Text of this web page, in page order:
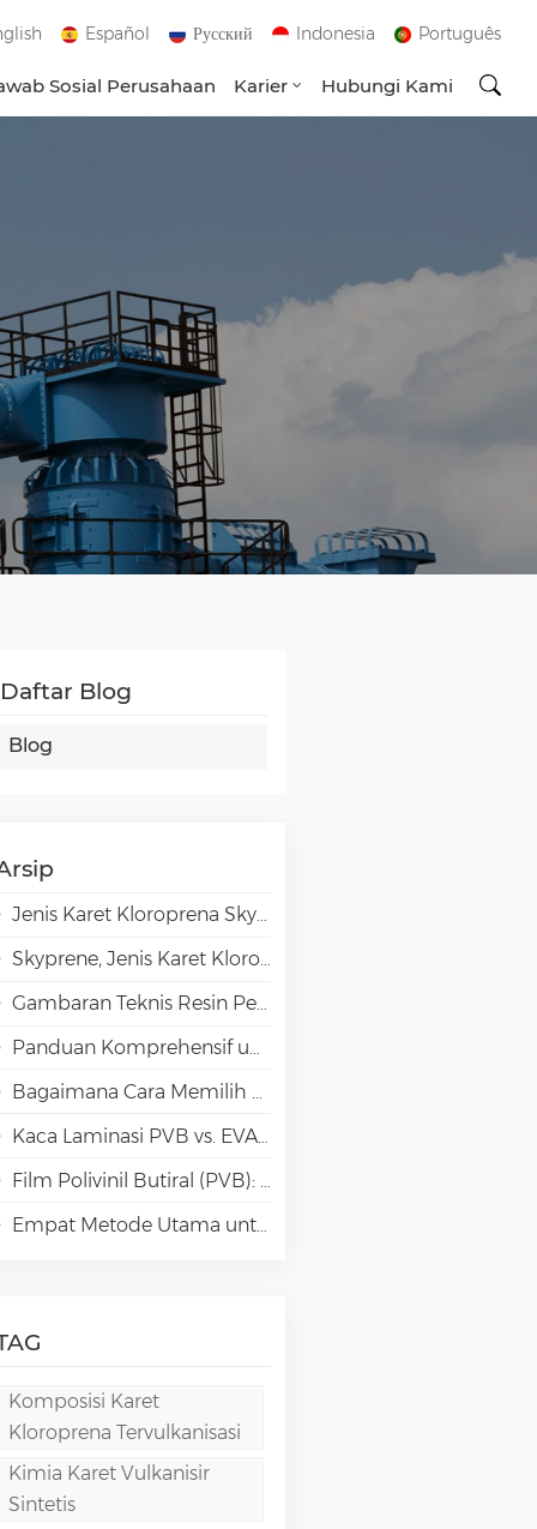
Español Русский Indonesia Português
Sosial Perusahaan Karier Hubungi Kami
Daftar Blog
Blog
Jenis Karet Kloroprena Skyprene untuk Aplikasi Perekat
Skyprene, Jenis Karet Kloroprena untuk Aplikasi Industri
Gambaran Teknis Resin Penghalang Tinggi EVAL EVOH dalam Aplikasi Pengemasan
Panduan Komprehensif untuk Pemilihan Emulsi VAE
Bagaimana Cara Memilih Jenis Polivinil Alkohol (PVA) yang Tepat untuk Aplikasi Kertas Khusus?
Kaca Laminasi PVB vs. EVA vs. SGP vs. TPU: Perbandingan & Panduan untuk Arsitektur Modern
Film Polivinil Butiral (PVB): Kimia, Pemrosesan, dan Aplikasi Berkinerja Tinggi
Empat Metode Utama untuk Pembuatan Film PVA
Komposisi Karet
Kloroprena Tervulkanisasi
Kimia Karet Vulkanisir
Sintetis